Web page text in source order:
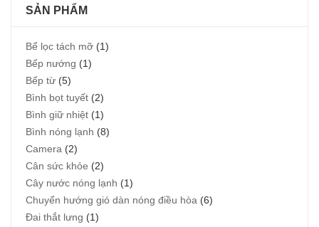
SẢN PHẨM
Bể lọc tách mỡ (1)
Bếp nướng (1)
Bếp từ (5)
Bình bọt tuyết (2)
Bình giữ nhiệt (1)
Bình nóng lạnh (8)
Camera (2)
Cân sức khỏe (2)
Cây nước nóng lạnh (1)
Chuyển hướng gió dàn nóng điều hòa (6)
Đai thắt lưng (1)